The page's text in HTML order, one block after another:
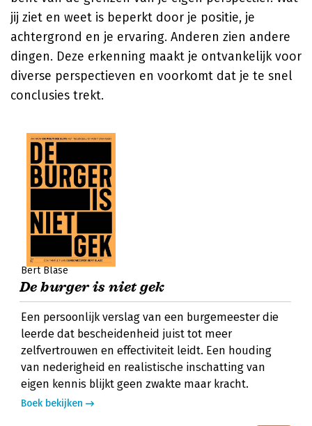
jij ziet en weet is beperkt door je positie, je
achtergrond en je ervaring. Anderen zien andere
dingen. Deze erkenning maakt je ontvankelijk voor
diverse perspectieven en voorkomt dat je te snel
conclusies trekt.
Bert Blase
De burger is niet gek
Een persoonlijk verslag van een burgemeester die
leerde dat bescheidenheid juist tot meer
zelfvertrouwen en effectiviteit leidt. Een houding
van nederigheid en realistische inschatting van
eigen kennis blijkt geen zwakte maar kracht.
Boek bekijken